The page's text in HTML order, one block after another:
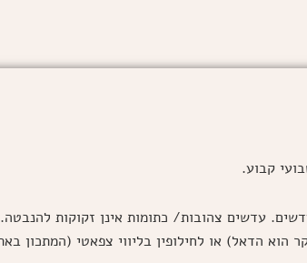
קבוע.
עדשים צהובות/ כתומות אינן זקוקות להנבטה.
הדאל) או לחילופין בליווי צפאטי (המתכון